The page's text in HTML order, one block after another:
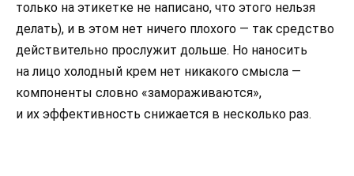
только на этикетке не написано, что этого нельзя
делать), и в этом нет ничего плохого — так средство
действительно прослужит дольше. Но наносить
на лицо холодный крем нет никакого смысла —
компоненты словно «замораживаются»,
и их эффективность снижается в несколько раз.